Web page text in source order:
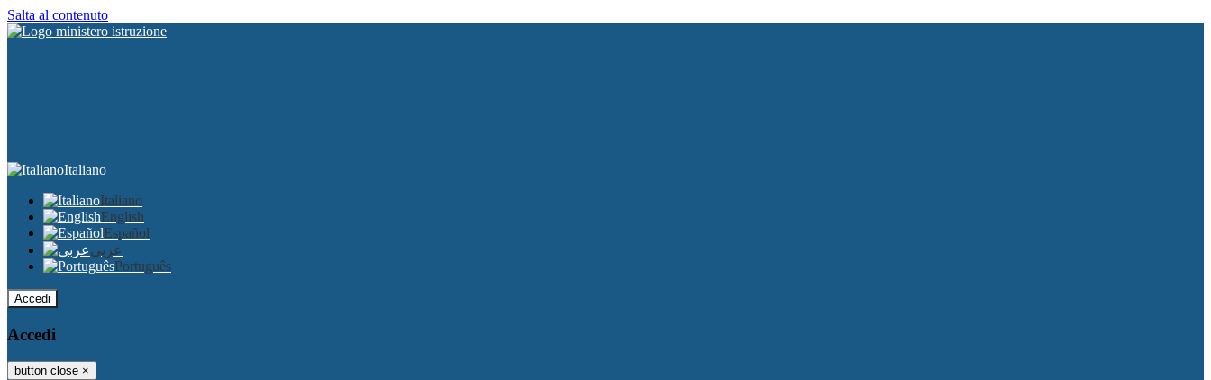
Salta al contenuto
Italiano
Italiano
English
Español
عربى
Português
Accedi
Accedi
button close ×